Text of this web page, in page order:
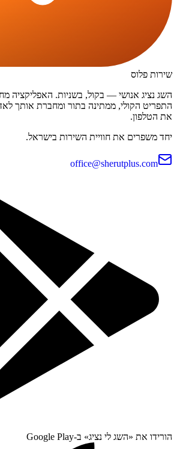
שירות פלוס
השג נציג אנושי — בקול, בשניות. האפליקציה
התפריט הקולי, ממתינה בתור ומחברת אותך
את הטלפון.
יחד משפרים את חוויית השירות בישראל.
office@sherutplus.com
הורידו את «השג לי נציג» ב-Google Play